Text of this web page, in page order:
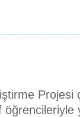
Projesi
öğrencileriyle